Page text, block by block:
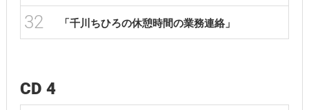
32 「千川ちひろの休憩時間の業務連絡」
CD 4